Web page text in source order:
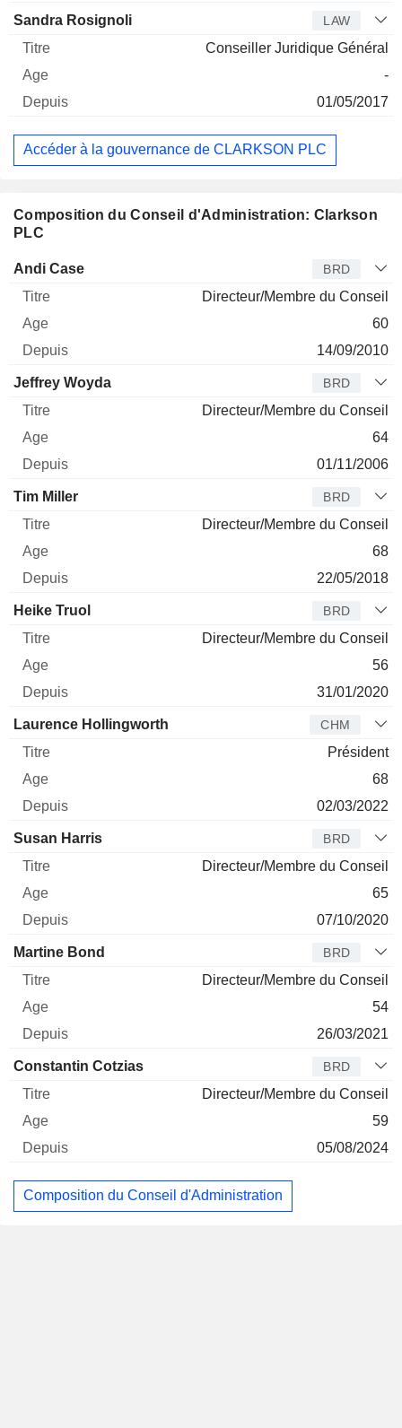
Sandra Rosignoli LAW
Conseiller Juridique Général
-
01/05/2017
Accéder à la gouvernance de CLARKSON PLC
Composition du Conseil d'Administration: Clarkson
PLC
Administrateur
Andi Case BRD
Directeur/Membre du Conseil
60
14/09/2010
Jeffrey Woyda BRD
Directeur/Membre du Conseil
64
01/11/2006
Tim Miller BRD
Directeur/Membre du Conseil
68
22/05/2018
Heike Truol BRD
Directeur/Membre du Conseil
56
31/01/2020
Laurence Hollingworth CHM
Président
68
02/03/2022
Susan Harris BRD
Directeur/Membre du Conseil
65
07/10/2020
Martine Bond BRD
Directeur/Membre du Conseil
54
26/03/2021
Constantin Cotzias BRD
Directeur/Membre du Conseil
59
05/08/2024
Composition du Conseil d'Administration